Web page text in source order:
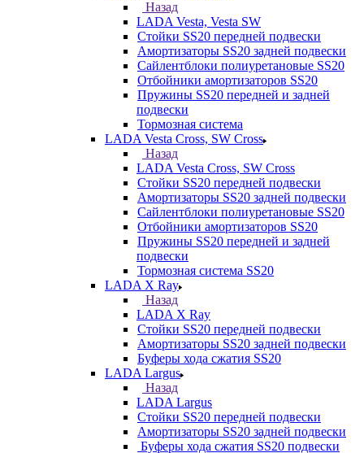
Назад
LADA Vesta, Vesta SW
Стойки SS20 передней подвески
Амортизаторы SS20 задней подвески
Сайлентблоки полиуретановые SS20
Отбойники амортизаторов SS20
Пружины SS20 передней и задней
подвески
Тормозная система
LADA Vesta Cross, SW Cross
Назад
LADA Vesta Cross, SW Cross
Стойки SS20 передней подвески
Амортизаторы SS20 задней подвески
Сайлентблоки полиуретановые SS20
Отбойники амортизаторов SS20
Пружины SS20 передней и задней
подвески
Тормозная система SS20
LADA X Ray
Назад
LADA X Ray
Стойки SS20 передней подвески
Амортизаторы SS20 задней подвески
Буферы хода сжатия SS20
LADA Largus
Назад
LADA Largus
Стойки SS20 передней подвески
Амортизаторы SS20 задней подвески
Буферы хода сжатия SS20 подвески